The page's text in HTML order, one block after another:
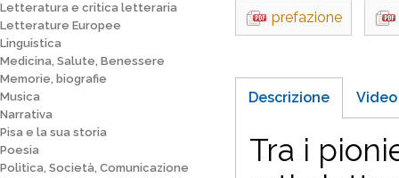
Letteratura e critica letteraria
Letterature Europee
Linguistica
Medicina, Salute, Benessere
Memorie, biografie
Musica
Narrativa
Pisa e la sua storia
Poesia
Politica, Società, Comunicazione
prefazione
Descrizione Video
Tra i